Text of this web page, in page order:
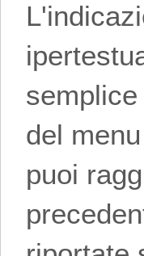
del
puoi